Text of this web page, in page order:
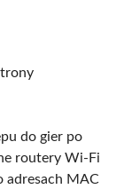
do gier po
routery Wi-Fi
adresach MAC